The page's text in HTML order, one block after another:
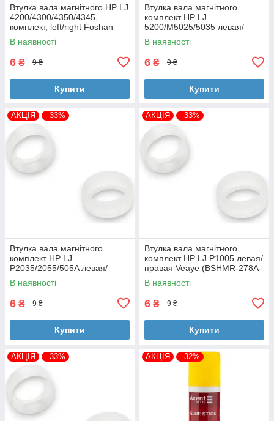
Втулка вала магнітного HP LJ
4200/4300/4350/4345,
комплект, left/right Foshan
(MAG-1338A-BSH-Foshan)
В наявності
6 ₴ 9 ₴
Купити
Втулка вала магнітного
комплект HP LJ
5200/M5025/5035 левая/
правая Foshan (MAG-7516A-
BSH-Foshan)
В наявності
6 ₴ 9 ₴
Купити
АКЦІЯ –33%
Втулка вала магнітного
комплект HP LJ
P2035/2055/505A левая/
правая Veaye (BSHMR-505A-
VE)
В наявності
6 ₴ 9 ₴
Купити
АКЦІЯ –33%
Втулка вала магнітного
комплект HP LJ P1005 левая/
правая Veaye (BSHMR-278A-
VE)
В наявності
6 ₴ 9 ₴
Купити
АКЦІЯ –33% АКЦІЯ –32%